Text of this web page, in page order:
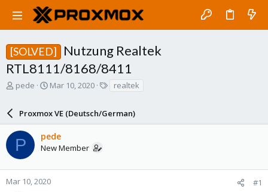
[SOLVED]
Nutzung Realtek
RTL8111/8168/8411
T
a
d
s
t
a
r
pede
S
r
t
d
a
e
Mar 10, 2020
s
realtek
Proxmox VE (Deutsch/German)
P pede
New Member
Mar 10, 2020 #1